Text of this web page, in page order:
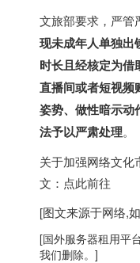
文旅部要求，严管
现未成年人单独出
时长且经核定为
直播间或者短视频
姿势、做性暗示动
法予以严肃处理。
关于加强网络文化
文：点此前往
[图文来源于网络,
[国外服务器租用平
我们删除。]